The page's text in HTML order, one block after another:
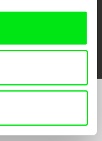
o našem